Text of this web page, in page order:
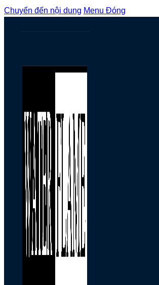
Chuyển đến nội dung Menu Đóng